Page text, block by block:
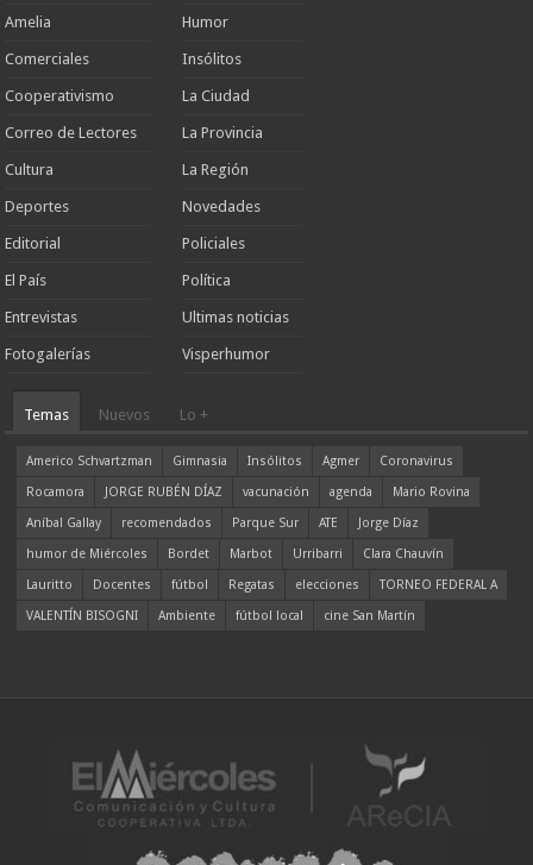
Amelia
Comerciales
Cooperativismo
Correo de Lectores
Cultura
Deportes
Editorial
El País
Entrevistas
Fotogalerías
Humor
Insólitos
La Ciudad
La Provincia
La Región
Novedades
Policiales
Política
Ultimas noticias
Visperhumor
Temas Nuevos Lo +
Americo Schvartzman Gimnasia Insólitos Agmer
Coronavirus
Rocamora
JORGE RUBÉN DÍAZ vacunación agenda
Mario Rovina
Aníbal Gallay
recomendados Parque Sur ATE
Jorge Díaz
humor de Miércoles
Bordet Marbot Urribarri
Clara Chauvín
Lauritto
Docentes fútbol Regatas elecciones
TORNEO FEDERAL A
VALENTÍN BISOGNI
Ambiente fútbol local cine San Martín